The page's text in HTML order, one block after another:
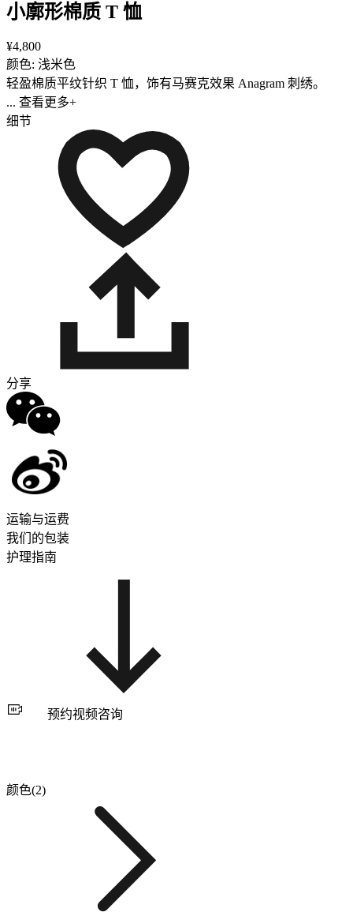
小廓形棉质 T 恤
¥4,800
颜色: 浅米色
轻盈棉质平纹针织 T 恤，饰有马赛克效果 Anagram 刺绣。
... 查看更多+
细节
分享
运输与运费
我们的包装
护理指南
预约视频咨询
颜色(2)